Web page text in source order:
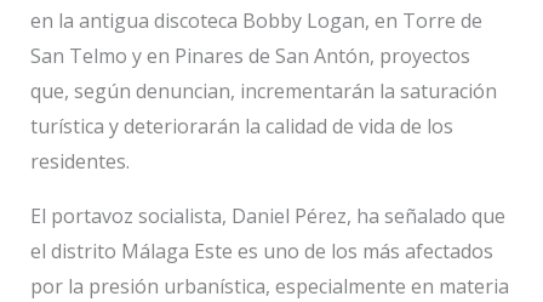
en la antigua discoteca Bobby Logan, en Torre de
San Telmo y en Pinares de San Antón, proyectos
que, según denuncian, incrementarán la saturación
turística y deteriorarán la calidad de vida de los
residentes.
El portavoz socialista, Daniel Pérez, ha señalado que
el distrito Málaga Este es uno de los más afectados
por la presión urbanística, especialmente en materia